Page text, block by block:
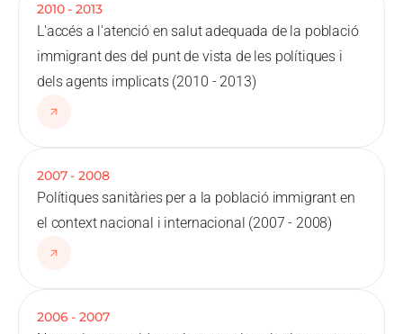
2010-2013
L'accés a l'atenció en salut adequada de la població
immigrant des del punt de vista de les polítiques i
dels agents implicats (2010 - 2013)
2007-2008
Polítiques sanitàries per a la població immigrant en
el context nacional i internacional (2007 - 2008)
2006-2007